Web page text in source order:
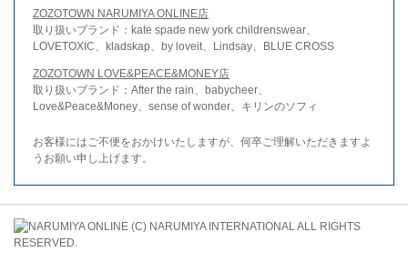
ZOZOTOWN NARUMIYA ONLINE店
取り扱いブランド：kate spade new york childrenswear、
LOVETOXIC、kladskap、by loveit、Lindsay、BLUE CROSS
ZOZOTOWN LOVE&PEACE&MONEY店
取り扱いブランド：After the rain、babycheer、
Love&Peace&Money、sense of wonder、キリンのソフィ
お客様にはご不便をおかけいたしますが、何卒ご理解いただきますよ
うお願い申し上げます。